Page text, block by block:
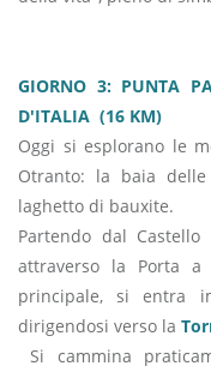
GIORNO 3: PUNTA
D'ITALIA (16 KM)
Oggi si esplorano le
Otranto: la baia
laghetto di bauxite.
Partendo dal
attraverso la Porta
principale, si entra
dirigendosi verso la
Si cammina